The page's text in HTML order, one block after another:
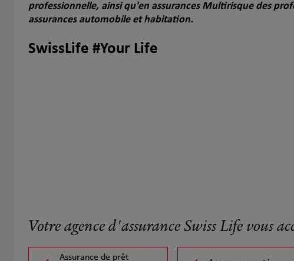
professionnelle, ainsi qu'en assurances Multirisque des
assurances automobile et habitation.
SwissLife #Your Life
Votre agence d'assurance Swiss Life vous
Assurance de prêt